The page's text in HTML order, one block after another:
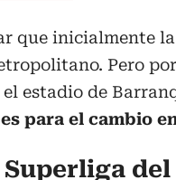
que inicialmente
Pero
el estadio de
para el cambio
del